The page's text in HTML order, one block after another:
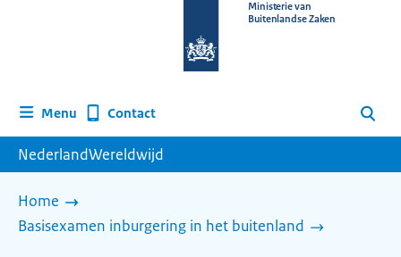
homepage
Ministerie van
Buitenlandse Zaken
Menu Contact Zoeken
NederlandWereldwijd
Home
Basisexamen inburgering in het buitenland